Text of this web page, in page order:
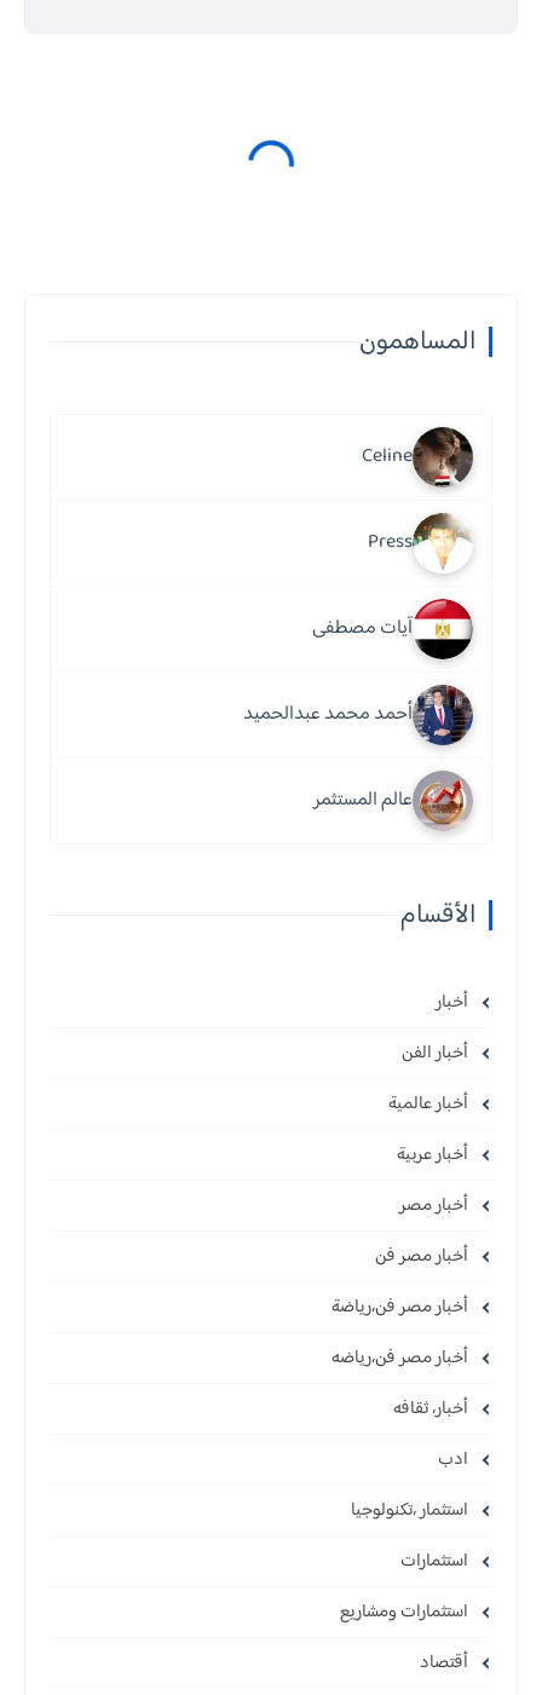
المساهمون
Celine
Press
آيات مصطفى
أحمد محمد عبدالحميد
عالم المستثمر
الأقسام
أخبار
أخبار الفن
أخبار عالمية
أخبار عربية
أخبار مصر
أخبار مصر فن
أخبار مصر فن،رياضة
أخبار مصر فن،رياضه
أخبار، ثقافه
ادب
استثمار ،تكنولوجيا
استثمارات
استثمارات ومشاريع
أقتصاد